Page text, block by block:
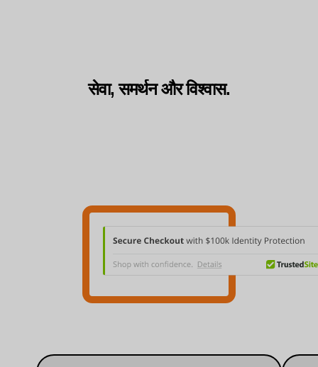
सेवा, समर्थन और विश्वास.